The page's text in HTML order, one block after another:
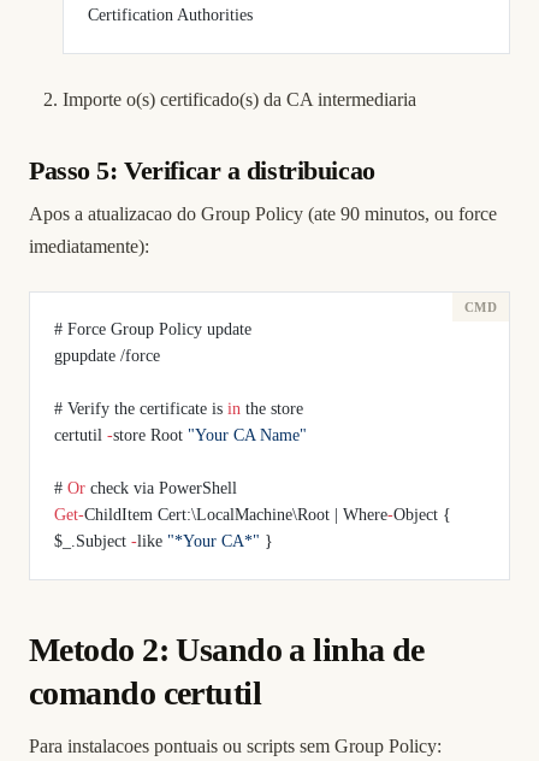
Certification Authorities
Importe o(s) certificado(s) da CA intermediaria
Passo 5: Verificar a distribuicao
Apos a atualizacao do Group Policy (ate 90 minutos, ou force
imediatamente):
# Force Group Policy update
gpupdate /force
# Verify the certificate is in the store
certutil -store Root "Your CA Name"
# Or check via PowerShell
Get-ChildItem Cert:\LocalMachine\Root | Where-Object {
$_.Subject -like "*Your CA*" }
Metodo 2: Usando a linha de
comando certutil
Para instalacoes pontuais ou scripts sem Group Policy: